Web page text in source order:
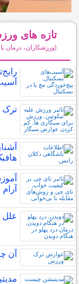
تازه های
(ورزشکاران، درمان
ترک
آرام
علل
آن